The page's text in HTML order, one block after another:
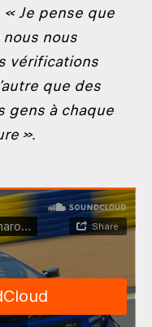
« Je pense que
nous
vérifications
que des
gens à chaque
».